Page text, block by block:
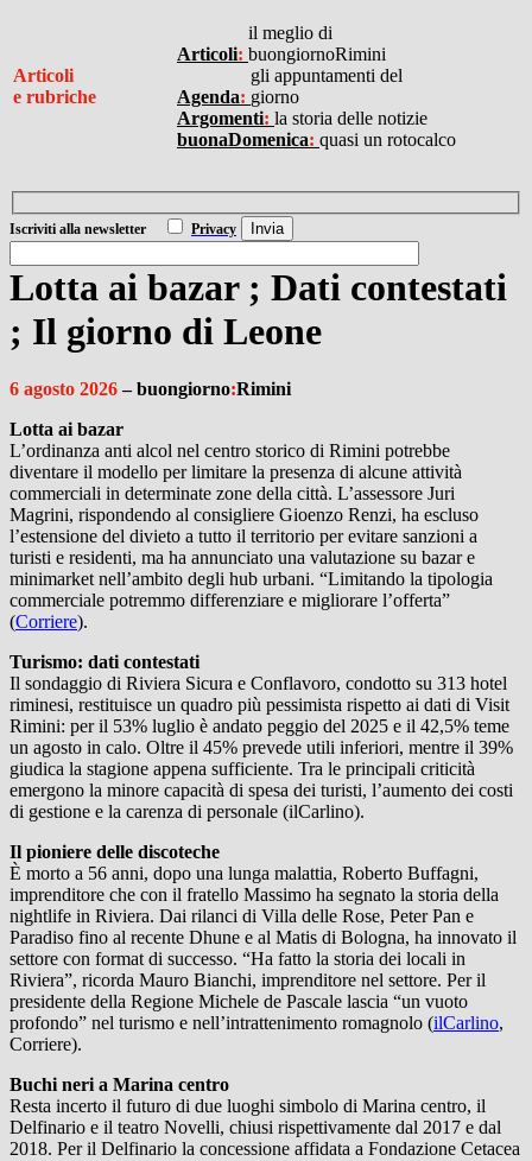
Articoli
e rubriche
Articoli:
il meglio di
buongiornoRimini
Agenda:
gli appuntamenti del
giorno
Argomenti: la storia delle notizie
buonaDomenica: quasi un rotocalco
Iscriviti alla newsletter Privacy
Lotta ai bazar; Dati contestati
; Il giorno di Leone
6 agosto 2026– buongiorno:Rimini
Lotta ai bazar
L’ordinanza anti alcol nel centro storico di Rimini potrebbe
diventare il modello per limitare la presenza di alcune attività
commerciali in determinate zone della città. L’assessore Juri
Magrini, rispondendo al consigliere Gioenzo Renzi, ha escluso
l’estensione del divieto a tutto il territorio per evitare sanzioni a
turisti e residenti, ma ha annunciato una valutazione su bazar e
minimarket nell’ambito degli hub urbani. “Limitando la tipologia
commerciale potremmo differenziare e migliorare l’offerta”
(Corriere).
Turismo: dati contestati
Il sondaggio di Riviera Sicura e Conflavoro, condotto su 313 hotel
riminesi, restituisce un quadro più pessimista rispetto ai dati di Visit
Rimini: per il 53% luglio è andato peggio del 2025 e il 42,5% teme
un agosto in calo. Oltre il 45% prevede utili inferiori, mentre il 39%
giudica la stagione appena sufficiente. Tra le principali criticità
emergono la minore capacità di spesa dei turisti, l’aumento dei costi
di gestione e la carenza di personale (ilCarlino).
Il pioniere delle discoteche
È morto a 56 anni, dopo una lunga malattia, Roberto Buffagni,
imprenditore che con il fratello Massimo ha segnato la storia della
nightlife in Riviera. Dai rilanci di Villa delle Rose, Peter Pan e
Paradiso fino al recente Dhune e al Matis di Bologna, ha innovato il
settore con format di successo. “Ha fatto la storia dei locali in
Riviera”, ricorda Mauro Bianchi, imprenditore nel settore. Per il
presidente della Regione Michele de Pascale lascia “un vuoto
profondo” nel turismo e nell’intrattenimento romagnolo (ilCarlino,
Corriere).
Buchi neri a Marina centro
Resta incerto il futuro di due luoghi simbolo di Marina centro, il
Delfinario e il teatro Novelli, chiusi rispettivamente dal 2017 e dal
2018. Per il Delfinario la concessione affidata a Fondazione Cetacea